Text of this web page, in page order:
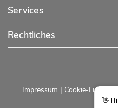
Services
Rechtliches
Impressum | Cookie-